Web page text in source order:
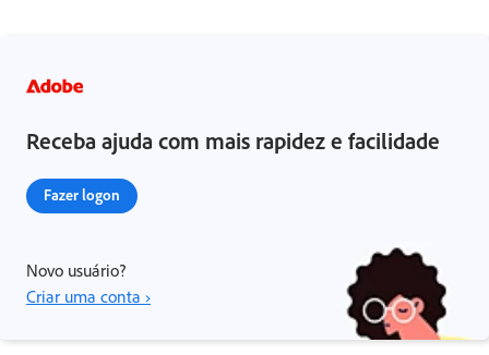
Receba ajuda com mais rapidez e facilidade
Fazer logon
Novo usuário?
Criar uma conta ›